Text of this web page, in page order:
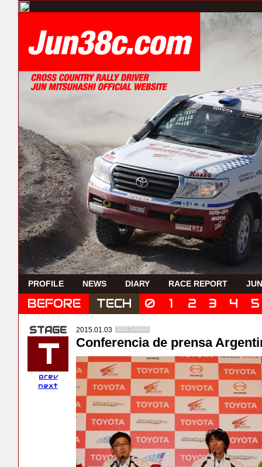
PROFILE NEWS DIARY RACE REPORT
BEFORE TECH 0 1 2 3 4 5
T
prev
next
2015.01.03 2015 DAKAR
Conferencia de prensa